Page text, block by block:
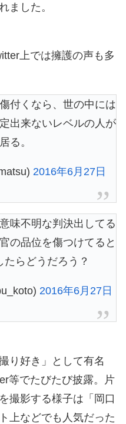
ました。
上では擁護の声も多
付くなら、世の中には
出来ないレベルの人が
る。
2016年6月27日
味不明な判決出してる
の品位を傷つけてると
らどうだろう？
2016年6月27日
り好き」として有名
等でたびたび披露。片
撮影する様子は「岡口
上などでも人気だった